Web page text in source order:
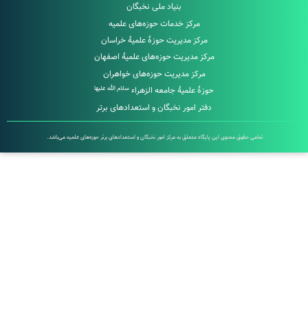
بنیاد ملی نخبگان
مرکز خدمات حوزه‌های علمیه
مرکز مدیریت حوزۀ علمیۀ خراسان
مرکز مدیریت حوزه‌های علمیۀ اصفهان
مرکز مدیریت حوزه‌های خواهران
حوزۀ علمیۀ جامعه الزهراءسلام الله علیها
دفتر امور نخبگان و استعدادهای برتر
تمامی حقوق معنوی این پایگاه متعلق به مرکز امور نخبگان و استعدادهای برتر حوزه‌های علمیه می‌باشد.